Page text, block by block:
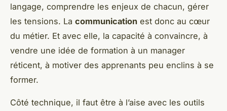
langage, comprendre les enjeux de chacun, gérer
les tensions. La communication est donc au cœur
du métier. Et avec elle, la capacité à convaincre, à
vendre une idée de formation à un manager
réticent, à motiver des apprenants peu enclins à se
former.
Côté technique, il faut être à l’aise avec les outils